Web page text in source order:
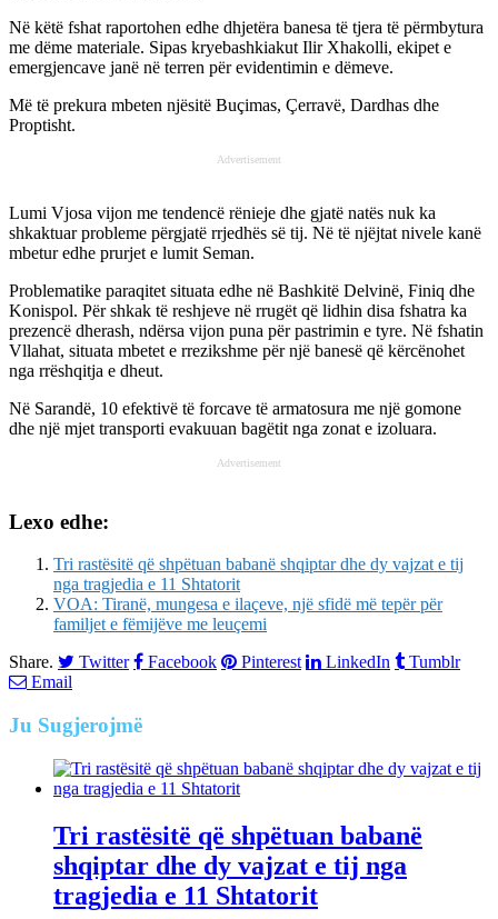
Në këtë fshat raportohen edhe dhjetëra banesa të tjera të përmbytura
me dëme materiale. Sipas kryebashkiakut Ilir Xhakolli, ekipet e
emergjencave janë në terren për evidentimin e dëmeve.
Më të prekura mbeten njësitë Buçimas, Çerravë, Dardhas dhe
Proptisht.
Advertisement
Lumi Vjosa vijon me tendencë rënieje dhe gjatë natës nuk ka
shkaktuar probleme përgjatë rrjedhës së tij. Në të njëjtat nivele kanë
mbetur edhe prurjet e lumit Seman.
Problematike paraqitet situata edhe në Bashkitë Delvinë, Finiq dhe
Konispol. Për shkak të reshjeve në rrugët që lidhin disa fshatra ka
prezencë dherash, ndërsa vijon puna për pastrimin e tyre. Në fshatin
Vllahat, situata mbetet e rrezikshme për një banesë që kërcënohet
nga rrëshqitja e dheut.
Në Sarandë, 10 efektivë të forcave të armatosura me një gomone
dhe një mjet transporti evakuuan bagëtit nga zonat e izoluara.
Advertisement
Lexo edhe:
Tri rastësitë që shpëtuan babanë shqiptar dhe dy vajzat e tij
nga tragjedia e 11 Shtatorit
VOA: Tiranë, mungesa e ilaçeve, një sfidë më tepër për
familjet e fëmijëve me leuçemi
Share.
Twitter Facebook Pinterest LinkedIn
Tumblr
Email
Ju Sugjerojmë
Tri rastësitë që shpëtuan babanë
shqiptar dhe dy vajzat e tij nga
tragjedia e 11 Shtatorit